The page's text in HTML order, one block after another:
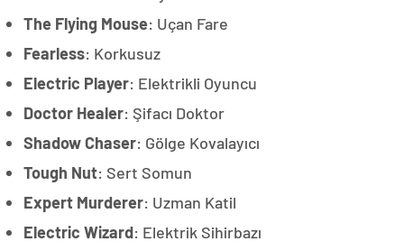
The Flying Mouse: Uçan Fare
Fearless: Korkusuz
Electric Player: Elektrikli Oyuncu
Doctor Healer: Şifacı Doktor
Shadow Chaser: Gölge Kovalayıcı
Tough Nut: Sert Somun
Expert Murderer: Uzman Katil
Electric Wizard: Elektrik Sihirbazı